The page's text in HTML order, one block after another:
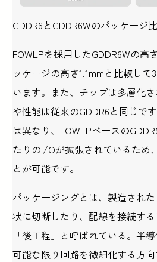
GDDR6とGDDR6Wのパッケージ
FOWLPを採用したGDDR6Wの高
ッケージの高さ1.1mmと比較して
います。また、チップは多層化
や性能は従来のGDDR6と同じで
は異なり、FOWLPベースの
たりのI/Oが拡張されているため
とが可能です。
パッケージングとは、製造され
状に切断したり、配線を接続す
「後工程」と呼ばれている。半
可能な限り回路を微細化する方